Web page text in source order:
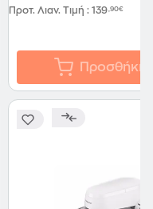
Προτ. Λιαν. Τιμή : 139,90€
Προσθήκη